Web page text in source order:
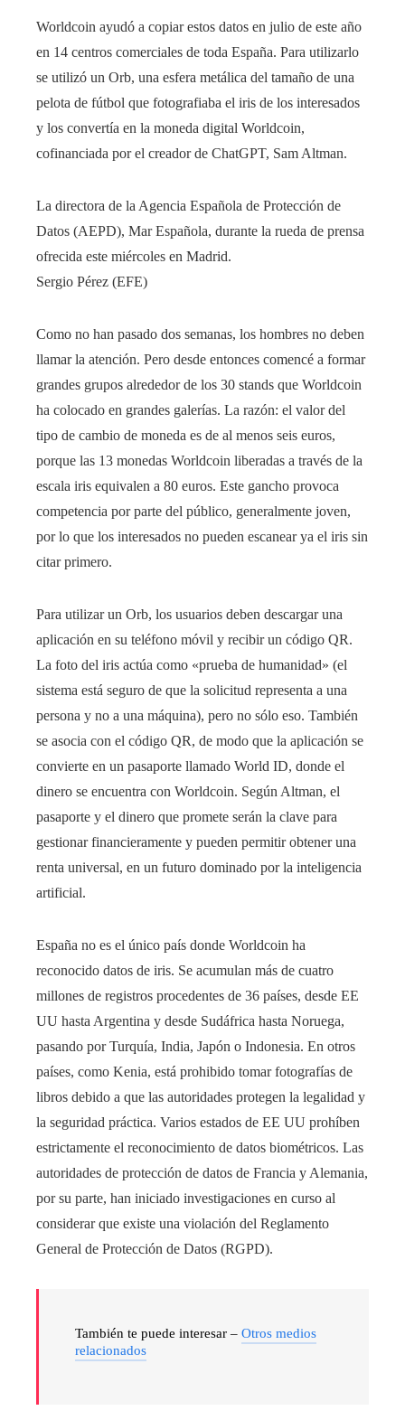
Worldcoin ayudó a copiar estos datos en julio de este año
en 14 centros comerciales de toda España. Para utilizarlo
se utilizó un Orb, una esfera metálica del tamaño de una
pelota de fútbol que fotografiaba el iris de los interesados ​​
y los convertía en la moneda digital Worldcoin,
cofinanciada por el creador de ChatGPT, Sam Altman.
La directora de la Agencia Española de Protección de
Datos (AEPD), Mar Española, durante la rueda de prensa
ofrecida este miércoles en Madrid.
Sergio Pérez (EFE)
Como no han pasado dos semanas, los hombres no deben
llamar la atención. Pero desde entonces comencé a formar
grandes grupos alrededor de los 30 stands que Worldcoin
ha colocado en grandes galerías. La razón: el valor del
tipo de cambio de moneda es de al menos seis euros,
porque las 13 monedas Worldcoin liberadas a través de la
escala iris equivalen a 80 euros. Este gancho provoca
competencia por parte del público, generalmente joven,
por lo que los interesados ​​no pueden escanear ya el iris sin
citar primero.
Para utilizar un Orb, los usuarios deben descargar una
aplicación en su teléfono móvil y recibir un código QR.
La foto del iris actúa como «prueba de humanidad» (el
sistema está seguro de que la solicitud representa a una
persona y no a una máquina), pero no sólo eso. También
se asocia con el código QR, de modo que la aplicación se
convierte en un pasaporte llamado World ID, donde el
dinero se encuentra con Worldcoin. Según Altman, el
pasaporte y el dinero que promete serán la clave para
gestionar financieramente y pueden permitir obtener una
renta universal, en un futuro dominado por la inteligencia
artificial.
España no es el único país donde Worldcoin ha
reconocido datos de iris. Se acumulan más de cuatro
millones de registros procedentes de 36 países, desde EE
UU hasta Argentina y desde Sudáfrica hasta Noruega,
pasando por Turquía, India, Japón o Indonesia. En otros
países, como Kenia, está prohibido tomar fotografías de
libros debido a que las autoridades protegen la legalidad y
la seguridad práctica. Varios estados de EE UU prohíben
estrictamente el reconocimiento de datos biométricos. Las
autoridades de protección de datos de Francia y Alemania,
por su parte, han iniciado investigaciones en curso al
considerar que existe una violación del Reglamento
General de Protección de Datos (RGPD).
También te puede interesar – Otros medios
relacionados